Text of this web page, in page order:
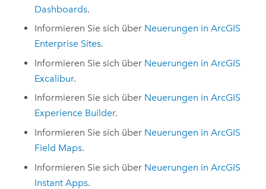
Dashboards.
Informieren Sie sich über Neuerungen inArcGIS
Enterprise Sites.
Informieren Sie sich über Neuerungen inArcGIS
Excalibur.
Informieren Sie sich über Neuerungen inArcGIS
Experience Builder.
Informieren Sie sich über Neuerungen inArcGIS
Field Maps.
Informieren Sie sich über Neuerungen inArcGIS
Instant Apps.